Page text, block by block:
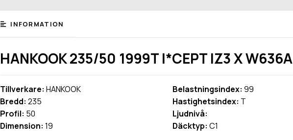
INFORMATION
HANKOOK 235/50 1999T I*CEPT IZ3 X W636A
Tillverkare: HANKOOK
Bredd: 235
Profil: 50
Dimension: 19
Belastningsindex: 99
Hastighetsindex: T
Ljudnivå:
Däcktyp: C1